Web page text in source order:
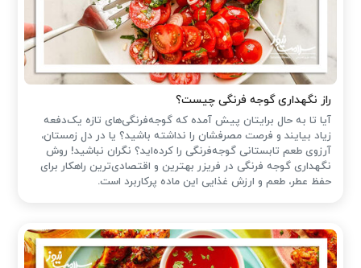
راز نگهداری گوجه فرنگی چیست؟
آیا تا به حال برایتان پیش آمده که گوجه‌فرنگی‌های تازه یک‌دفعه
زیاد بیایند و فرصت مصرفشان را نداشته باشید؟ یا در دل زمستان،
آرزوی طعم تابستانی گوجه‌فرنگی را کرده‌اید؟ نگران نباشید! روش
نگهداری گوجه فرنگی در فریزر بهترین و اقتصادی‌ترین راهکار برای
حفظ عطر، طعم و ارزش غذایی این ماده پرکاربرد است.